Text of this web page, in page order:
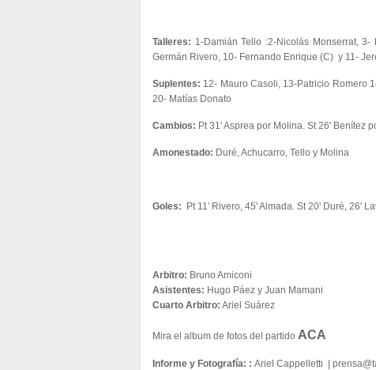
Talleres: 1-Damián Tello :2-Nicolás Monserrat, 3-
Germán Rivero, 10- Fernando Enrique (C) y 11-
Suplentes: 12- Mauro Casoli, 13-Patricio Romero
20- Matías Donato
Cambios: Pt 31' Asprea por Molina. St 26' Benítez
Amonestado: Duré, Achucarro, Tello y Molina
Goles: Pt 11' Rivero, 45' Almada. St 20' Duré, 26'
Arbitro: Bruno Amiconi
Asistentes: Hugo Páez y Juan Mamani
Cuarto Arbitro: Ariel Suárez
Mira el album de fotos del partido ACA
Informe y Fotografía: : Ariel Cappelletti |